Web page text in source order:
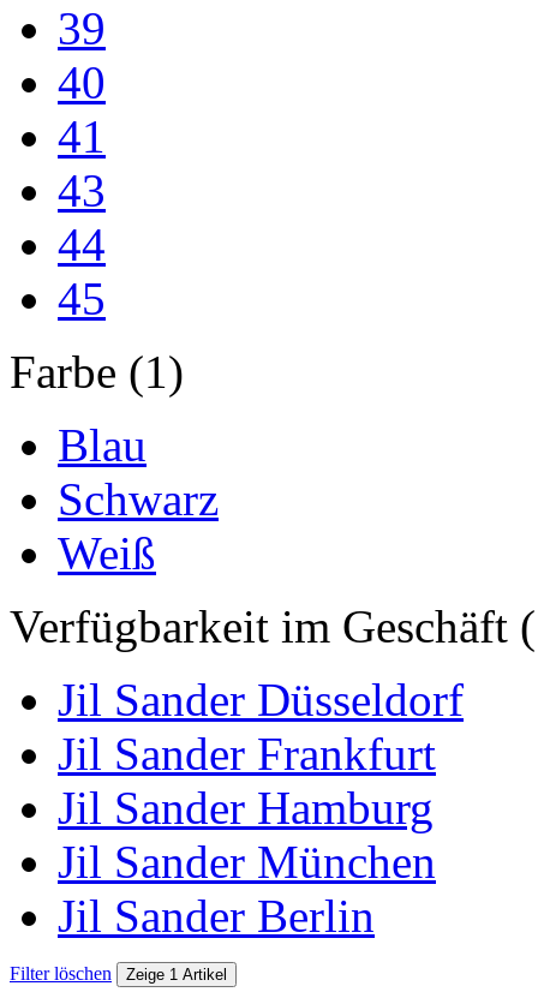
39
40
41
43
44
45
Farbe (1)
Blau
Schwarz
Weiß
Verfügbarkeit im Geschäft
Jil Sander Düsseldorf
Jil Sander Frankfurt
Jil Sander Hamburg
Jil Sander München
Jil Sander Berlin
Filter löschen Zeige 1 Artikel